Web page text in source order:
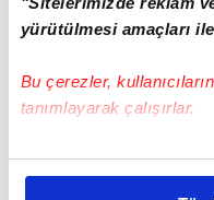
yürütülmesi amaçları
Bu çerezler,
tanımlayarak çalışırlar.
Bu çerezlere izin